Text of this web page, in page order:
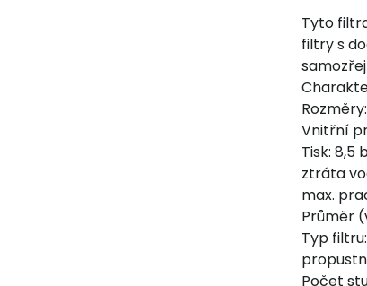
Tyto
filtry s
Vnitřní
Tisk: 8,5
ztráta
max.
Průměr
Typ
Počet